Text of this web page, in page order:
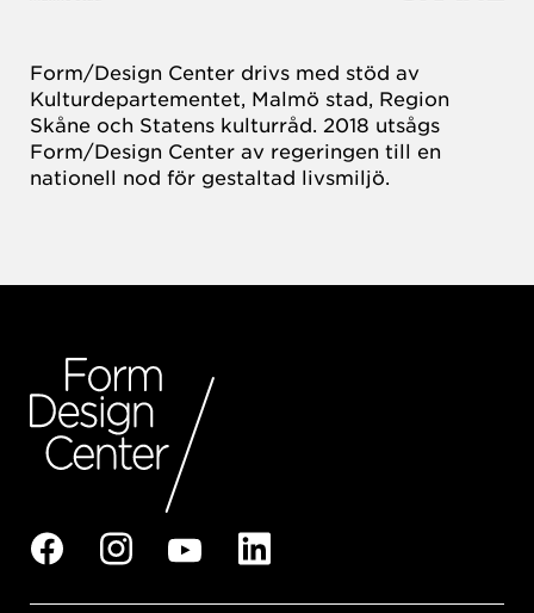
Form/Design Center drivs med stöd av
Kulturdepartementet, Malmö stad, Region
Skåne och Statens kulturråd. 2018 utsågs
Form/Design Center av regeringen till en
nationell nod för gestaltad livsmiljö.